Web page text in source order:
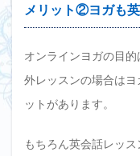
メリット②ヨガも
オンラインヨガの目
外レッスンの場合は
ットがあります。
もちろん英会話レッ